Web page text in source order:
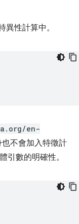
性計算中。
en-
不會加入特徵計
引數的明確性。